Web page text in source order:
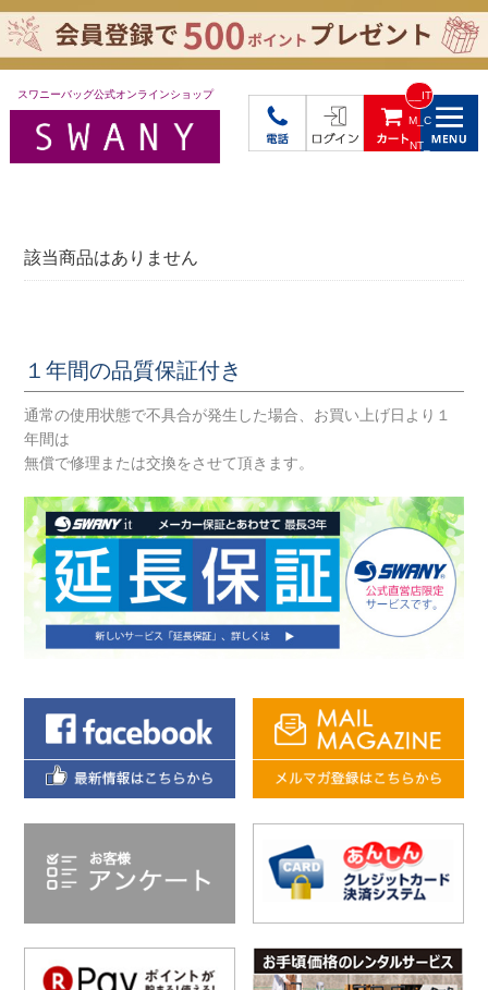
スワニーバッグ公式オンラインショップ __IT
M_C
NT_
該当商品はありません
１年間の品質保証付き
通常の使用状態で不具合が発生した場合、お買い上げ日より１
年間は
無償で修理または交換をさせて頂きます。